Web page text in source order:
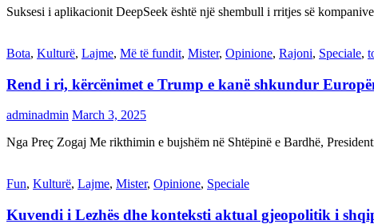
Suksesi i aplikacionit DeepSeek është një shembull i rritjes së
Bota, Kulturë, Lajme, Më të fundit, Mister, Opinione, Rajoni, Speciale,
Rend i ri, kërcënimet e Trump e kanë shkundur
adminadmin March 3, 2025
Nga Preç Zogaj Me rikthimin e bujshëm në Shtëpinë e Bardhë,
Fun, Kulturë, Lajme, Mister, Opinione, Speciale
Kuvendi i Lezhës dhe konteksti aktual gjeopolitik i